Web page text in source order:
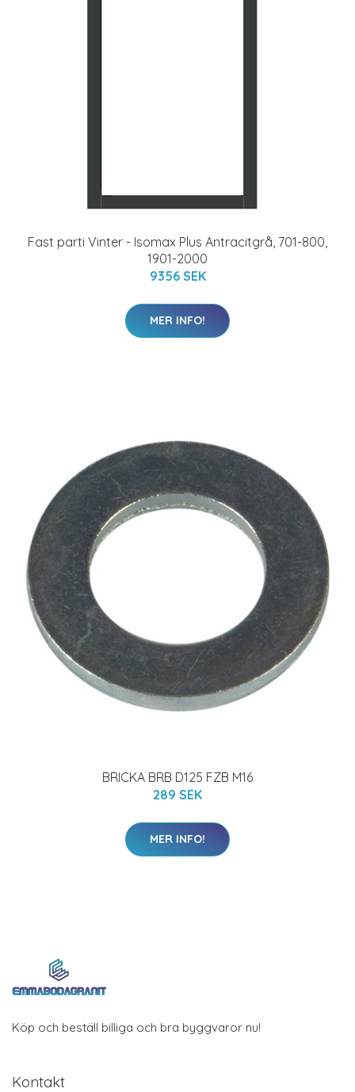
Fast parti Vinter - Isomax Plus Antracitgrå, 701-800,
1901-2000
9356 SEK
MER INFO!
BRICKA BRB D125 FZB M16
289 SEK
MER INFO!
Köp och beställ billiga och bra byggvaror nu!
Kontakt